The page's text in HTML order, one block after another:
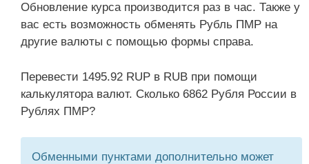
Обновление курса производится раз в час. Также у
вас есть возможность обменять Рубль ПМР на
другие валюты с помощью формы справа.
Перевести 1495.92 RUP в RUB при помощи
калькулятора валют. Сколько 6862 Рубля России в
Рублях ПМР?
Обменными пунктами дополнительно может